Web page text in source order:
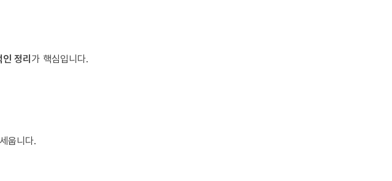
정리가 핵심입니다.
웁니다.